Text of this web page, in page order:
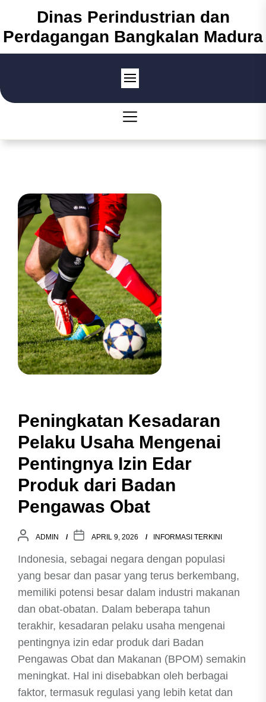
the
content
Dinas Perindustrian dan
Perdagangan Bangkalan Madura
Peningkatan Kesadaran
Pelaku Usaha Mengenai
Pentingnya Izin Edar
Produk dari Badan
Pengawas Obat
ADMIN APRIL 9, 2026 INFORMASI TERKINI
Indonesia, sebagai negara dengan populasi
yang besar dan pasar yang terus berkembang,
memiliki potensi besar dalam industri makanan
dan obat-obatan. Dalam beberapa tahun
terakhir, kesadaran pelaku usaha mengenai
pentingnya izin edar produk dari Badan
Pengawas Obat dan Makanan (BPOM) semakin
meningkat. Hal ini disebabkan oleh berbagai
faktor, termasuk regulasi yang lebih ketat dan